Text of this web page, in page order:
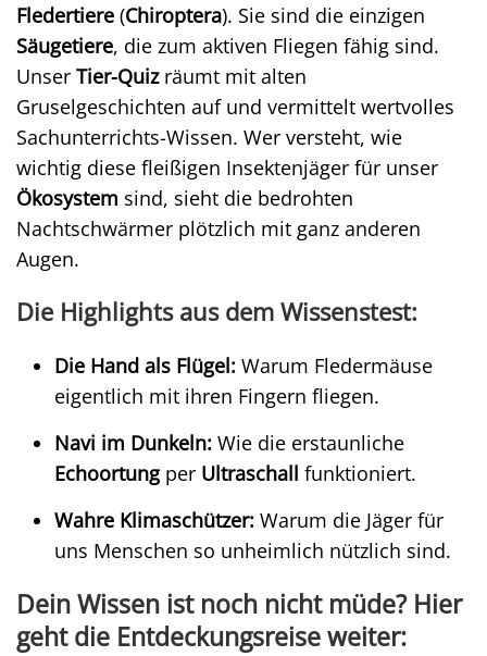
Fledertiere (Chiroptera). Sie sind die einzigen
Säugetiere, die zum aktiven Fliegen fähig sind.
Unser Tier-Quizräumt mit alten
Gruselgeschichten auf und vermittelt wertvolles
Sachunterrichts-Wissen. Wer versteht, wie
wichtig diese fleißigen Insektenjäger für unser
Ökosystem sind, sieht die bedrohten
Nachtschwärmer plötzlich mit ganz anderen
Augen.
Die Highlights aus dem Wissenstest:
Die Hand als Flügel: Warum Fledermäuse
eigentlich mit ihren Fingern fliegen.
Navi im Dunkeln: Wie die erstaunliche
Echoortungper Ultraschall funktioniert.
Wahre Klimaschützer: Warum die Jäger für
uns Menschen so unheimlich nützlich sind.
Dein Wissen ist noch nicht müde? Hier
geht die Entdeckungsreise weiter: